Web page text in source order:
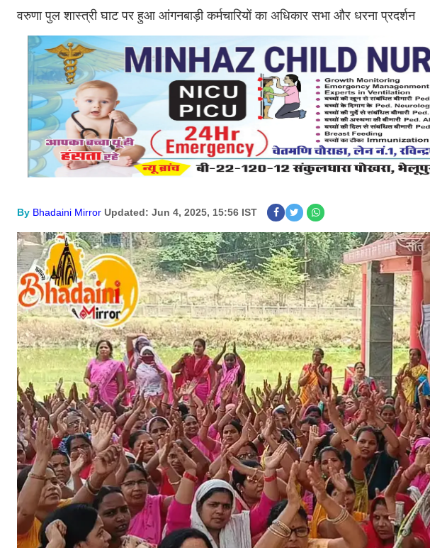
वरुणा पुल शास्त्री घाट पर हुआ आंगनबाड़ी कर्मचारियों का अधिकार सभा और धरना प्रदर्शन
By Bhadaini Mirror Updated: Jun 4, 2025, 15:56 IST